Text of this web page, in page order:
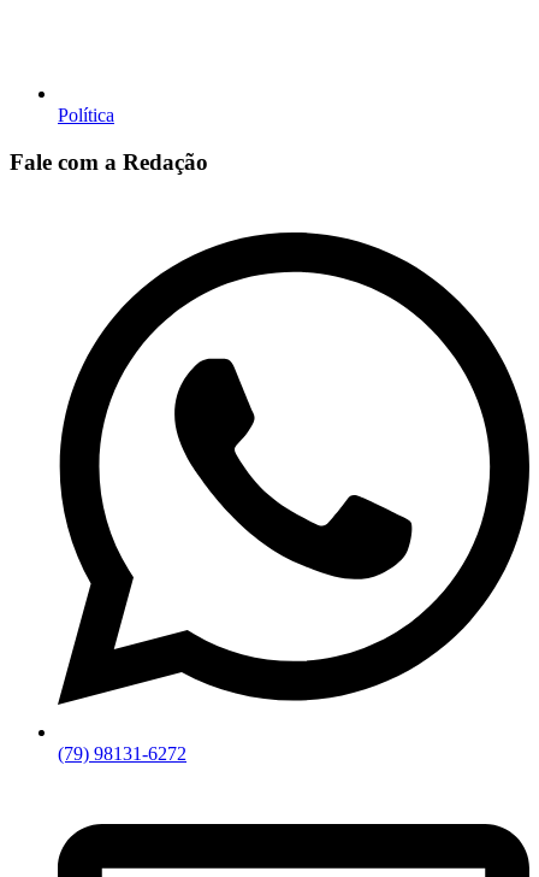
Política
Fale com a Redação
(79) 98131-6272